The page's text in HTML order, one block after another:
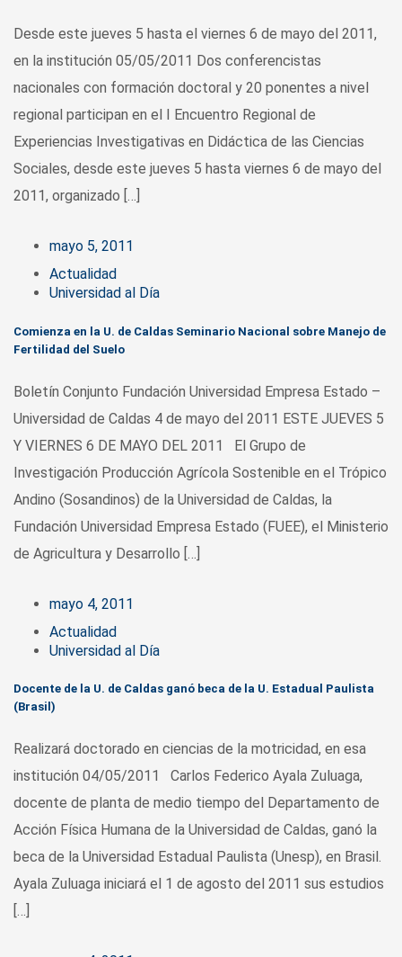
Desde este jueves 5 hasta el viernes 6 de mayo del 2011,
en la institución 05/05/2011 Dos conferencistas
nacionales con formación doctoral y 20 ponentes a nivel
regional participan en el I Encuentro Regional de
Experiencias Investigativas en Didáctica de las Ciencias
Sociales, desde este jueves 5 hasta viernes 6 de mayo del
2011, organizado […]
mayo 5, 2011
Actualidad
Universidad al Día
Comienza en la U. de Caldas Seminario Nacional sobre Manejo de
Fertilidad del Suelo
Boletín Conjunto Fundación Universidad Empresa Estado –
Universidad de Caldas 4 de mayo del 2011 ESTE JUEVES 5
Y VIERNES 6 DE MAYO DEL 2011 El Grupo de
Investigación Producción Agrícola Sostenible en el Trópico
Andino (Sosandinos) de la Universidad de Caldas, la
Fundación Universidad Empresa Estado (FUEE), el Ministerio
de Agricultura y Desarrollo […]
mayo 4, 2011
Actualidad
Universidad al Día
Docente de la U. de Caldas ganó beca de la U. Estadual Paulista
(Brasil)
Realizará doctorado en ciencias de la motricidad, en esa
institución 04/05/2011 Carlos Federico Ayala Zuluaga,
docente de planta de medio tiempo del Departamento de
Acción Física Humana de la Universidad de Caldas, ganó la
beca de la Universidad Estadual Paulista (Unesp), en Brasil.
Ayala Zuluaga iniciará el 1 de agosto del 2011 sus estudios
[…]